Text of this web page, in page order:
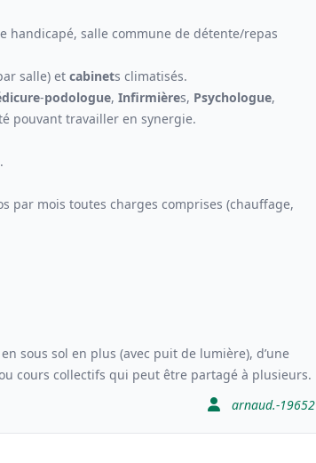
handicapé, salle commune de détente/repas
salle) et cabinets climatisés.
-podologue, Infirmières, Psychologue,
pouvant travailler en synergie.
par mois toutes charges comprises (chauffage,
sous sol en plus (avec puit de lumière), d’une
cours collectifs qui peut être partagé à plusieurs.
arnaud.-19652